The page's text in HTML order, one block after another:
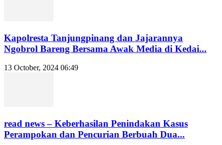
Kapolresta Tanjungpinang dan Jajarannya
Ngobrol Bareng Bersama Awak Media di Kedai...
13 October, 2024 06:49
read news – Keberhasilan Penindakan Kasus
Perampokan dan Pencurian Berbuah Dua...